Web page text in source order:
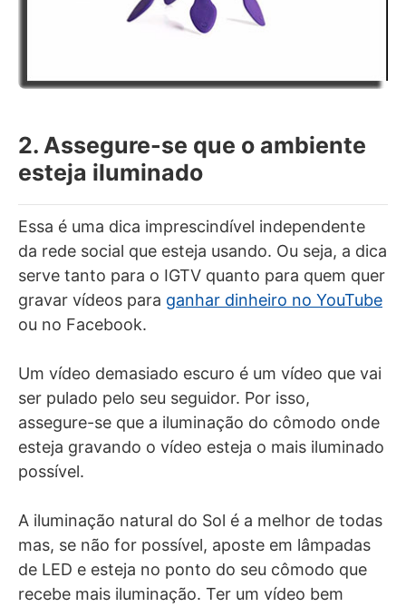
2. Assegure-se que o ambiente
esteja iluminado
Essa é uma dica imprescindível independente
da rede social que esteja usando. Ou seja, a dica
serve tanto para o IGTV quanto para quem quer
gravar vídeos para ganhar dinheiro no YouTube
ou no Facebook.
Um vídeo demasiado escuro é um vídeo que vai
ser pulado pelo seu seguidor. Por isso,
assegure-se que a iluminação do cômodo onde
esteja gravando o vídeo esteja o mais iluminado
possível.
A iluminação natural do Sol é a melhor de todas
mas, se não for possível, aposte em lâmpadas
de LED e esteja no ponto do seu cômodo que
recebe mais iluminação. Ter um vídeo bem